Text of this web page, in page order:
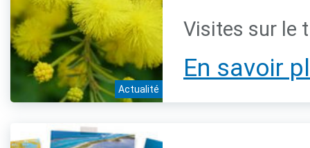
Actualité
Visites sur le
En savoir